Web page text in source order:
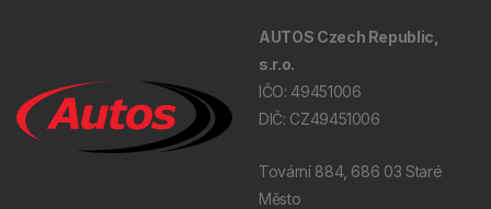
AUTOS Czech Republic,
s.r.o.
IČO: 49451006
DIČ: CZ49451006
Tovární 884, 686 03 Staré
Město